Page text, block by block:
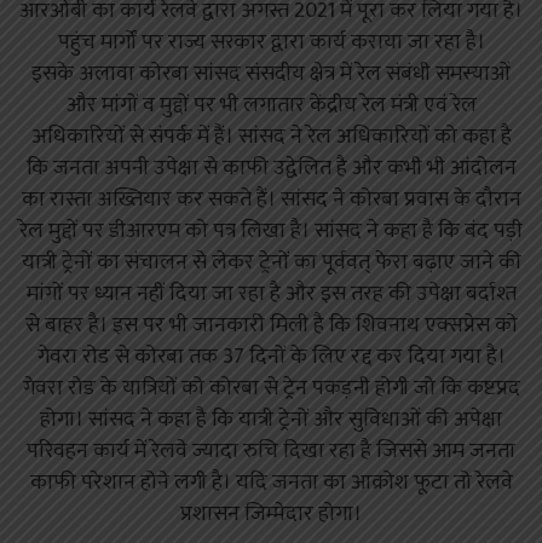
आरओबी का कार्य रेलवे द्वारा अगस्त 2021 में पूरा कर लिया गया है।
पहुंच मार्गों पर राज्य सरकार द्वारा कार्य कराया जा रहा है।
इसके अलावा कोरबा सांसद संसदीय क्षेत्र में रेल संबंधी समस्याओं
और मांगों व मुद्दों पर भी लगातार केंद्रीय रेल मंत्री एवं रेल
अधिकारियों से संपर्क में हैं। सांसद ने रेल अधिकारियों को कहा है
कि जनता अपनी उपेक्षा से काफी उद्वेलित है और कभी भी आंदोलन
का रास्ता अख्तियार कर सकते हैं। सांसद ने कोरबा प्रवास के दौरान
रेल मुद्दों पर डीआरएम को पत्र लिखा है। सांसद ने कहा है कि बंद पड़ी
यात्री ट्रेनों का संचालन से लेकर ट्रेनों का पूर्ववत् फेरा बढ़ाए जाने की
मांगों पर ध्यान नहीं दिया जा रहा है और इस तरह की उपेक्षा बर्दाश्त
से बाहर है। इस पर भी जानकारी मिली है कि शिवनाथ एक्सप्रेस को
गेवरा रोड से कोरबा तक 37 दिनों के लिए रद्द कर दिया गया है।
गेवरा रोड के यात्रियों को कोरबा से ट्रेन पकड़नी होगी जो कि कष्टप्रद
होगा। सांसद ने कहा है कि यात्री ट्रेनों और सुविधाओं की अपेक्षा
परिवहन कार्य में रेलवे ज्यादा रुचि दिखा रहा है जिससे आम जनता
काफी परेशान होने लगी है। यदि जनता का आक्रोश फूटा तो रेलवे
प्रशासन जिम्मेदार होगा।